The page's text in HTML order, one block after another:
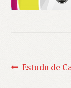
Post
Estudo de